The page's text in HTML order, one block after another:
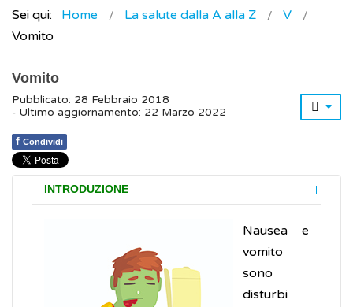
Sei qui: Home La salute dalla A alla Z
V
Vomito
Vomito
Pubblicato: 28 Febbraio 2018
- Ultimo aggiornamento: 22 Marzo 2022
f Condividi
INTRODUZIONE
Nausea e
vomito
sono
disturbi